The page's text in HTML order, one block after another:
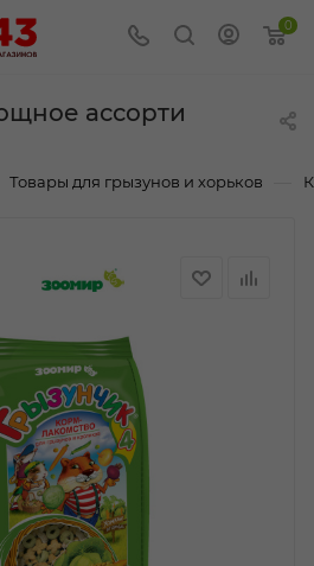
0
ассорти
Товары для грызунов и хорьков